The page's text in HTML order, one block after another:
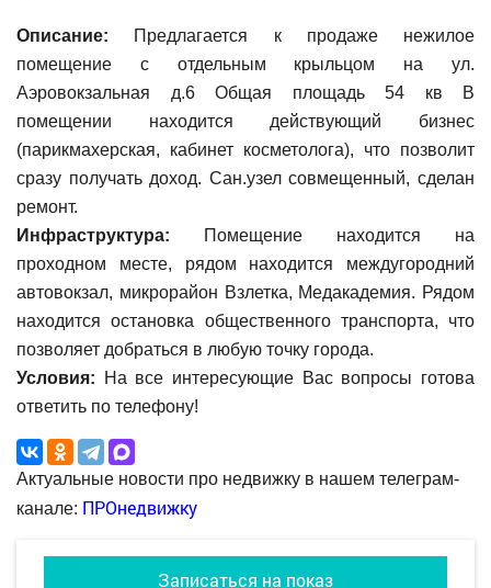
Описание: Предлагается к продаже нежилое
помещение с отдельным крыльцом на ул.
Аэровокзальная д.6 Общая площадь 54 кв В
помещении находится действующий бизнес
(парикмахерская, кабинет косметолога), что позволит
сразу получать доход. Сан.узел совмещенный, сделан
ремонт.
Инфраструктура: Помещение находится на
проходном месте, рядом находится междугородний
автовокзал, микрорайон Взлетка, Медакадемия. Рядом
находится остановка общественного транспорта, что
позволяет добраться в любую точку города.
Условия: На все интересующие Вас вопросы готова
ответить по телефону!
Актуальные новости про недвижку в нашем телеграм-
канале: ПРОнедвижку
Записаться на показ